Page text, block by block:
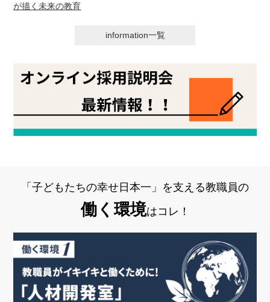
が描く未来の教育
information一覧
「子どもたちの幸せ日本一」を支える教職員の
働く環境はコレ！